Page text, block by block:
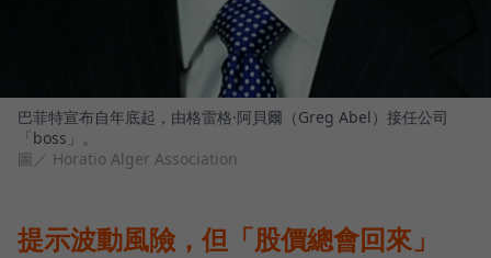
巴菲特宣布自年底起，由格雷格·阿貝爾（Greg Abel）接任公司
「boss」。
圖／ Horatio Alger Association
提示波動風險，但「股價總會回來」